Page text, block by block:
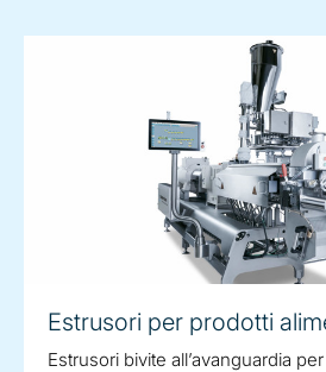
Estrusori per prodotti
Estrusori bivite all’avanguardia